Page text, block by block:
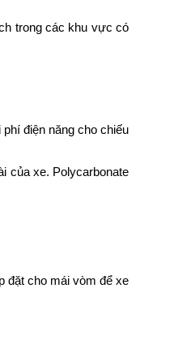
trong các khu vực có
điện năng cho chiếu
của xe. Polycarbonate
đặt cho mái vòm để xe